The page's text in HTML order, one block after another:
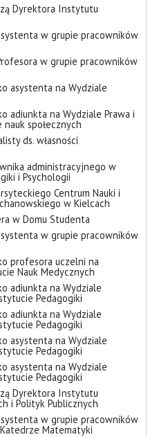
Dyrektora Instytutu
w grupie pracowników
w grupie pracowników
asystenta na Wydziale
adiunkta na Wydziale Prawa i
nauk społecznych
ds. własności
administracyjnego w
i Psychologii
Centrum Nauki i
w Kielcach
w Domu Studenta
w grupie pracowników
profesora uczelni na
Nauk Medycznych
adiunkta na Wydziale
Pedagogiki
adiunkta na Wydziale
Pedagogiki
asystenta na Wydziale
Pedagogiki
asystenta na Wydziale
Pedagogiki
Dyrektora Instytutu
i Polityk Publicznych
w grupie pracowników
Matematyki